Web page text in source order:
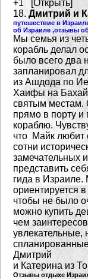
+1 [Открыть]
18. Дмитрий и
путешествие в
об Израиле ,отзывы
Мы семья из
корабль делал
было всего два
запланировал
из Ашдода по
Хаифы на
святым местам.
прямо в порту и
кораблю.
что Майк любит
сотни
замечательных
представить
гида в Израиле.
ориентируется
чтобы не было
можно купить
чем
увлекательные,
Дмитрий
и Катерина из
Отзывы отдыхе